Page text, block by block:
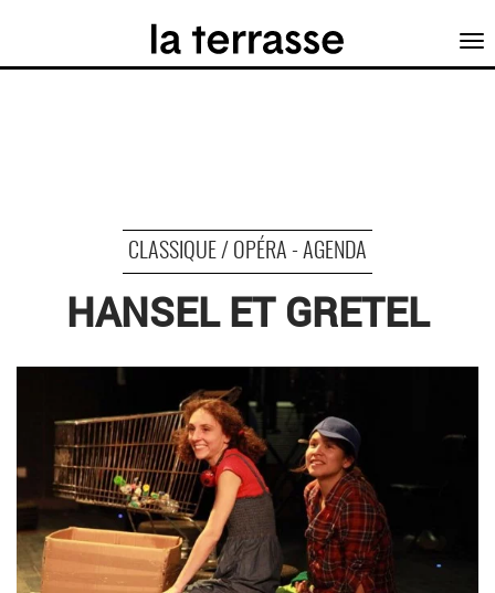
CLASSIQUE / OPÉRA - AGENDA
HANSEL ET GRETEL